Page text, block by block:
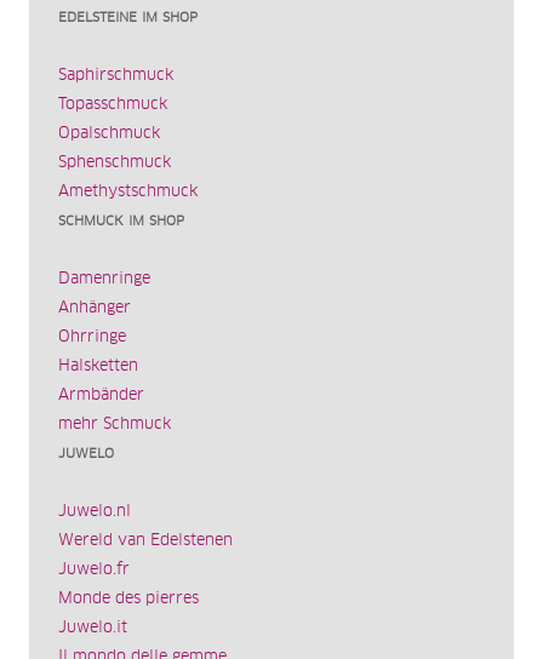
EDELSTEINE IM SHOP
Saphirschmuck
Topasschmuck
Opalschmuck
Sphenschmuck
Amethystschmuck
SCHMUCK IM SHOP
Damenringe
Anhänger
Ohrringe
Halsketten
Armbänder
mehr Schmuck
JUWELO
Juwelo.nl
Wereld van Edelstenen
Juwelo.fr
Monde des pierres
Juwelo.it